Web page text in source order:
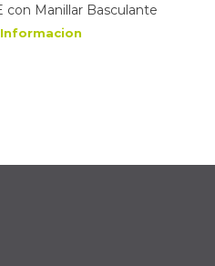
con Manillar Basculante